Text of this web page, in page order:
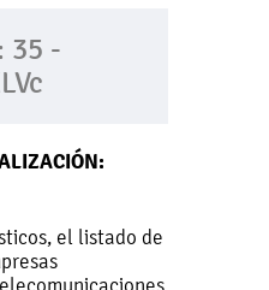
35 -
el listado de